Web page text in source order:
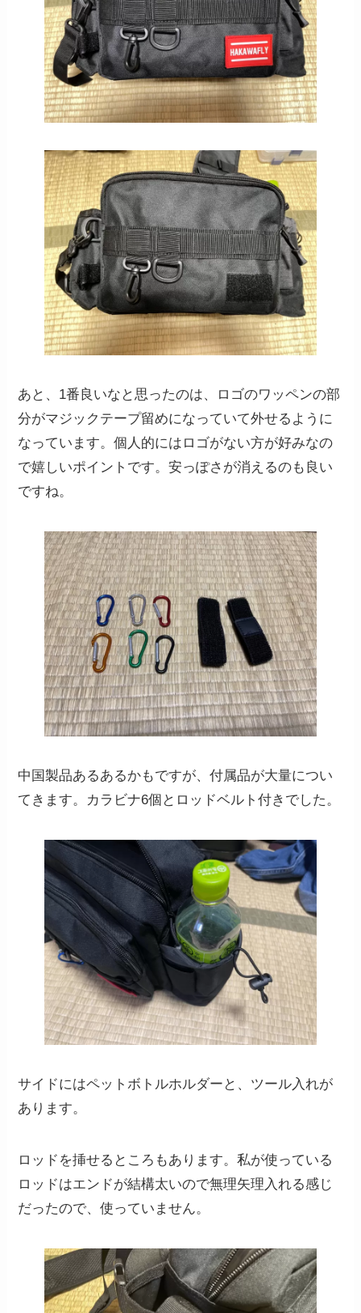
あと、1番良いなと思ったのは、ロゴのワッペンの部
分がマジックテープ留めになっていて外せるように
なっています。個人的にはロゴがない方が好みなの
で嬉しいポイントです。安っぽさが消えるのも良い
ですね。
中国製品あるあるかもですが、付属品が大量につい
てきます。カラビナ6個とロッドベルト付きでした。
サイドにはペットボトルホルダーと、ツール入れが
あります。
ロッドを挿せるところもあります。私が使っている
ロッドはエンドが結構太いので無理矢理入れる感じ
だったので、使っていません。